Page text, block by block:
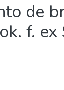
de
f.